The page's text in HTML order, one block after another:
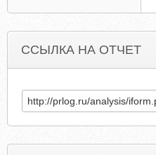
ССЫЛКА НА ОТЧЕТ